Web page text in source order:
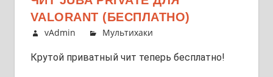
VALORANT (БЕСПЛАТНО)
vAdmin Мультихаки
Крутой приватный чит теперь бесплатно!